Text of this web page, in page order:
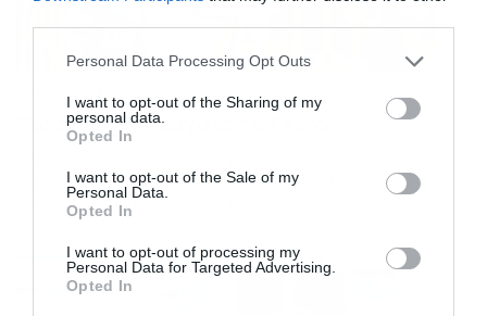
Please note that this website/app uses one or more Google
not limited to your visit or usage behaviour. You may click to
grant or deny consent to Google and its third-party tags to
use your data for below specified purposes in below Google
consent section.
Personal Data Processing Opt Outs
I want to opt-out of the Sharing of my
personal data.
Opted In
I want to opt-out of the Sale of my
Personal Data.
Opted In
I want to opt-out of processing my
Personal Data for Targeted Advertising.
Opted In
Φωστήρας: Φευγάτος ο Γκίνο
μαζί τη νέα χρονιά. Σε αναζήτηση καινούργιας
ποδοσφαιρικής στέγης φαίνεται να βρίσκεται ο
20χρονος μέσος που ήρθε ως δανεικός από τον
Ολυμπιακό, με τη θητεία του στο Φωστήρα όπως όλα
δείχνουν να τελειώνει εδώ. Ο νεαρός αποτέλεσε κύριο
μέλος στο ρόστερ των «κιτρινόμαυρων» τη σεζόν που